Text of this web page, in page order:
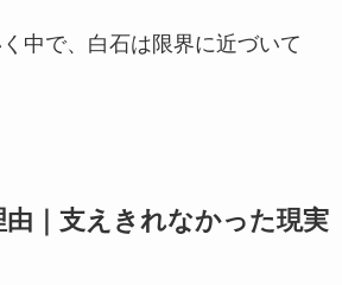
中で、白石は限界に近づいて
｜支えきれなかった現実